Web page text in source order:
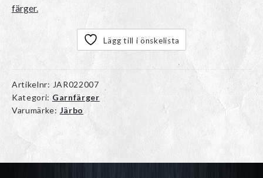
färger.
Lägg till i önskelista
Artikelnr: JAR022007
Kategori: Garnfärger
Varumärke: Järbo